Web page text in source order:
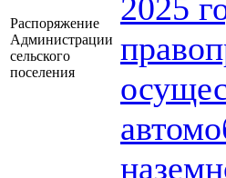
Распоряжение
Администрации
сельского
поселения
2025